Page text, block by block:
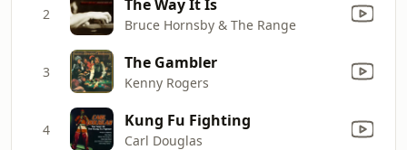
2 The Way It Is
Bruce Hornsby & The Range
3 The Gambler
Kenny Rogers
4 Kung Fu Fighting
Carl Douglas